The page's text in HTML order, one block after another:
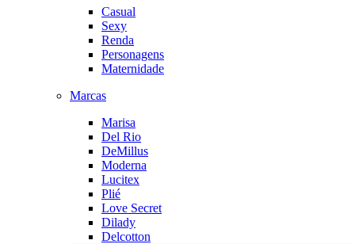
Casual
Sexy
Renda
Personagens
Maternidade
Marcas
Marisa
Del Rio
DeMillus
Moderna
Lucitex
Plié
Love Secret
Dilady
Delcotton